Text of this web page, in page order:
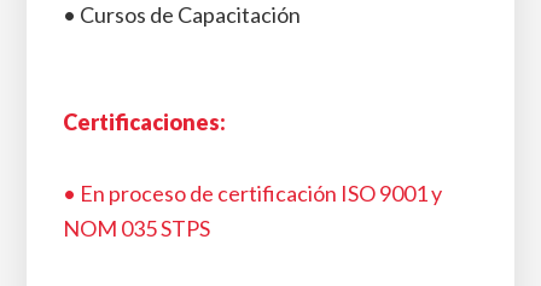
• Cursos de Capacitación
Certificaciones:
• En proceso de certificación ISO 9001 y
NOM 035 STPS